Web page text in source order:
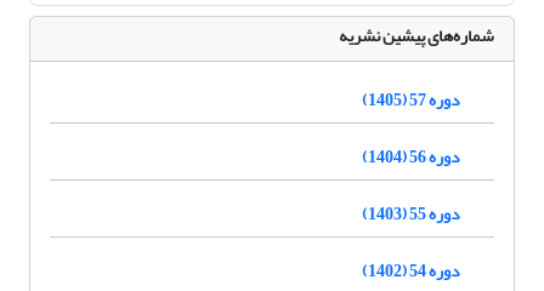
شماره‌های پیشین نشریه
دوره 57 (1405)
دوره 56 (1404)
دوره 55 (1403)
دوره 54 (1402)